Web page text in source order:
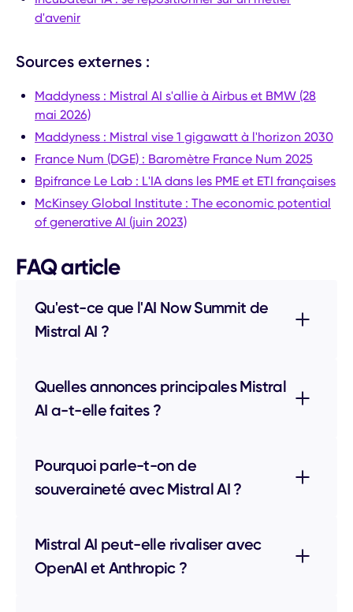
d'avenir
Sources externes :
Maddyness : Mistral AI s'allie à Airbus et BMW (28
mai 2026)
Maddyness : Mistral vise 1 gigawatt à l'horizon 2030
France Num (DGE) : Baromètre France Num 2025
Bpifrance Le Lab : L'IA dans les PME et ETI françaises
McKinsey Global Institute : The economic potential
of generative AI (juin 2023)
FAQ article
Qu'est-ce que l'AI Now Summit de
Mistral AI ?
Quelles annonces principales Mistral
AI a-t-elle faites ?
Pourquoi parle-t-on de
souveraineté avec Mistral AI ?
Mistral AI peut-elle rivaliser avec
OpenAI et Anthropic ?